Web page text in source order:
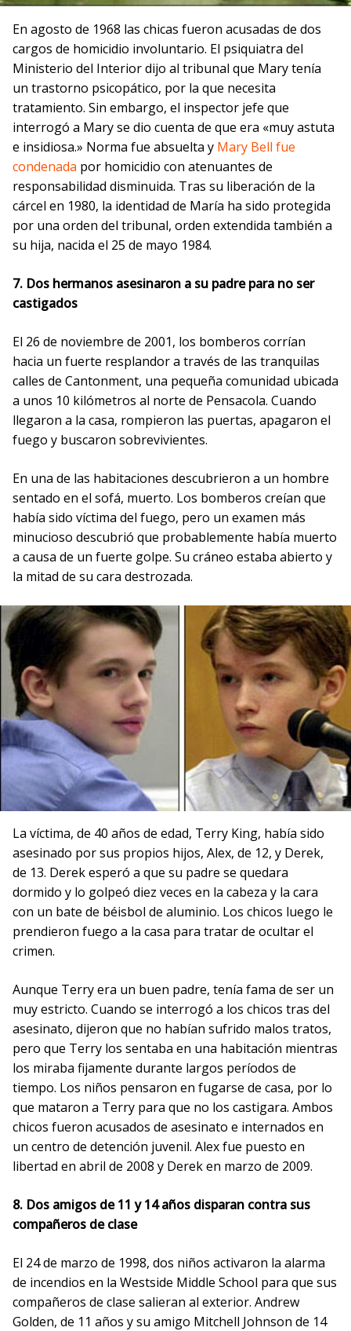
En agosto de 1968 las chicas fueron acusadas ​​de dos
cargos de homicidio involuntario. El psiquiatra del
Ministerio del Interior dijo al tribunal que Mary tenía
un trastorno psicopático, por la que necesita
tratamiento. Sin embargo, el inspector jefe que
interrogó a Mary se dio cuenta de que era «muy astuta
e insidiosa.» Norma fue absuelta y Mary Bell fue
condenada por homicidio con atenuantes de
responsabilidad disminuida. Tras su liberación de la
cárcel en 1980, la identidad de María ha sido protegida
por una orden del tribunal, orden extendida también a
su hija, nacida el 25 de mayo 1984.
7. Dos hermanos asesinaron a su padre para no ser
castigados
El 26 de noviembre de 2001, los bomberos corrían
hacia un fuerte resplandor a través de las tranquilas
calles de Cantonment, una pequeña comunidad ubicada
a unos 10 kilómetros al norte de Pensacola. Cuando
llegaron a la casa, rompieron las puertas, apagaron el
fuego y buscaron sobrevivientes.
En una de las habitaciones descubrieron a un hombre
sentado en el sofá, muerto. Los bomberos creían que
había sido víctima del fuego, pero un examen más
minucioso descubrió que probablemente había muerto
a causa de un fuerte golpe. Su cráneo estaba abierto y
la mitad de su cara destrozada.
La víctima, de 40 años de edad, Terry King, había sido
asesinado por sus propios hijos, Alex, de 12, y Derek,
de 13. Derek esperó a que su padre se quedara
dormido y lo golpeó diez veces en la cabeza y la cara
con un bate de béisbol de aluminio. Los chicos luego le
prendieron fuego a la casa para tratar de ocultar el
crimen.
Aunque Terry era un buen padre, tenía fama de ser un
muy estricto. Cuando se interrogó a los chicos tras del
asesinato, dijeron que no habían sufrido malos tratos,
pero que Terry los sentaba en una habitación mientras
los miraba fijamente durante largos períodos de
tiempo. Los niños pensaron en fugarse de casa, por lo
que mataron a Terry para que no los castigara. Ambos
chicos fueron acusados ​​de asesinato e internados en
un centro de detención juvenil. Alex fue puesto en
libertad en abril de 2008 y Derek en marzo de 2009.
8. Dos amigos de 11 y 14 años disparan contra sus
compañeros de clase
El 24 de marzo de 1998, dos niños activaron la alarma
de incendios en la Westside Middle School para que sus
compañeros de clase salieran al exterior. Andrew
Golden, de 11 años y su amigo Mitchell Johnson de 14